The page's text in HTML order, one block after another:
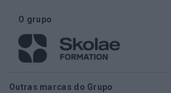
O grupo
Outras marcas do Grupo